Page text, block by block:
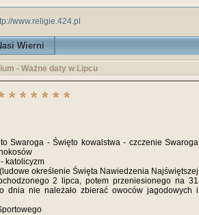
Wierni
- Ważne daty w Lipcu
* * * * * *
Swaroga - Święto kowalstwa - czczenie Swaroga
katolicyzm
określenie Święta Nawiedzenia Najświętszej
2 lipca, potem przeniesionego na 31
dnia nie należało zbierać owoców jagodowych i